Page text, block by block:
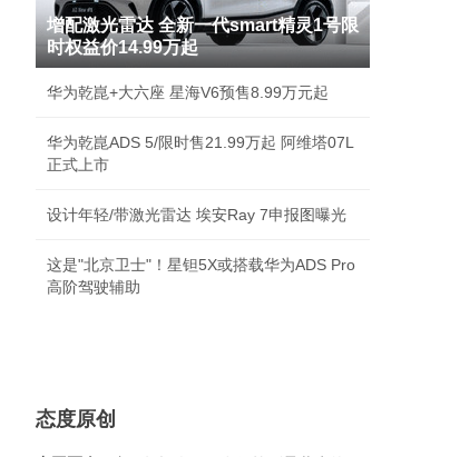
增配激光雷达 全新一代smart精灵1号限
时权益价14.99万起
华为乾崑+大六座 星海V6预售8.99万元起
华为乾崑ADS 5/限时售21.99万起 阿维塔07L
正式上市
设计年轻/带激光雷达 埃安Ray 7申报图曝光
这是"北京卫士"！星钽5X或搭载华为ADS Pro
高阶驾驶辅助
态度原创